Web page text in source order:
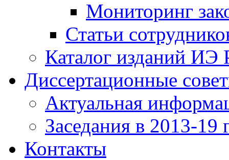
Мониторинг
Статьи
Каталог изданий ИЭ
Диссертационные
Актуальная
Заседания в 2013-19
Контакты